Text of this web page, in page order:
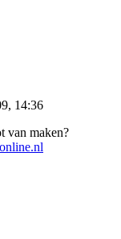
14:36
van maken?